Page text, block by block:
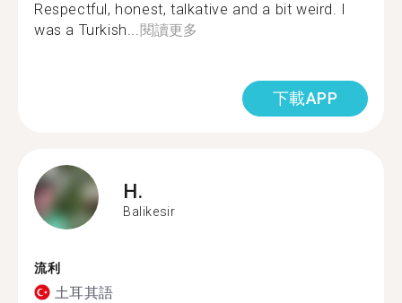
Respectful, honest, talkative and a bit weird. I
was a Turkish...閱讀更多
下載APP
H.
Balikesir
流利
土耳其語